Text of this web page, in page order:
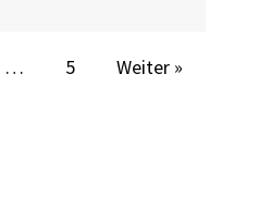
… 5 Weiter »